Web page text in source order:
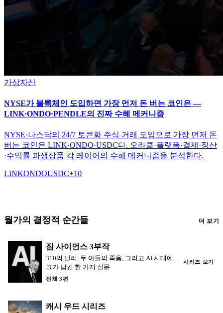
가상자산
NYSE가 블록체인 도입하면 가장 먼저 돈 버는 코인은 —
LINK·ONDO·PENDLE의 진짜 수혜 메커니즘
NYSE·나스닥의 24/7 토큰화 주식 거래 도입으로 가장 먼저 돈
버는 코인은 LINK·ONDO·USDC다. 오라클·플랫폼·결제·정산
·수익률 파생상품 각 레이어의 수혜 메커니즘을 분석한다.
LINKONDOUSDC+10
월가의 결정적 순간들 더 보기
짐 사이먼스 3부작
310억 달러, 두 아들의 죽음, 그리고 AI 시대에
그가 남긴 한 가지 질문
전체 3편
시리즈 보기
캐시 우드 시리즈